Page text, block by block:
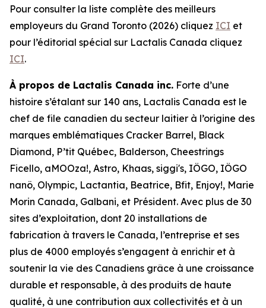
Pour consulter la liste complète des meilleurs
employeurs du Grand Toronto (2026) cliquez ICI et
pour l’éditorial spécial sur Lactalis Canada cliquez
ICI.
À propos de Lactalis Canada inc. Forte d’une
histoire s’étalant sur 140 ans, Lactalis Canada est le
chef de file canadien du secteur laitier à l’origine des
marques emblématiques Cracker Barrel, Black
Diamond, P’tit Québec, Balderson, Cheestrings
Ficello, aMOOza!, Astro, Khaas, siggi's, IÖGO, IÖGO
nanö, Olympic, Lactantia, Beatrice, Bfit, Enjoy!, Marie
Morin Canada, Galbani, et Président. Avec plus de 30
sites d’exploitation, dont 20 installations de
fabrication à travers le Canada, l’entreprise et ses
plus de 4000 employés s’engagent à enrichir et à
soutenir la vie des Canadiens grâce à une croissance
durable et responsable, à des produits de haute
qualité, à une contribution aux collectivités et à un